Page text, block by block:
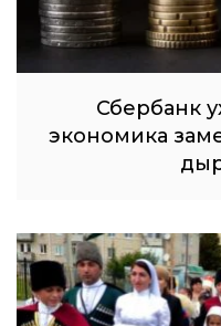
Сбербанк
экономика